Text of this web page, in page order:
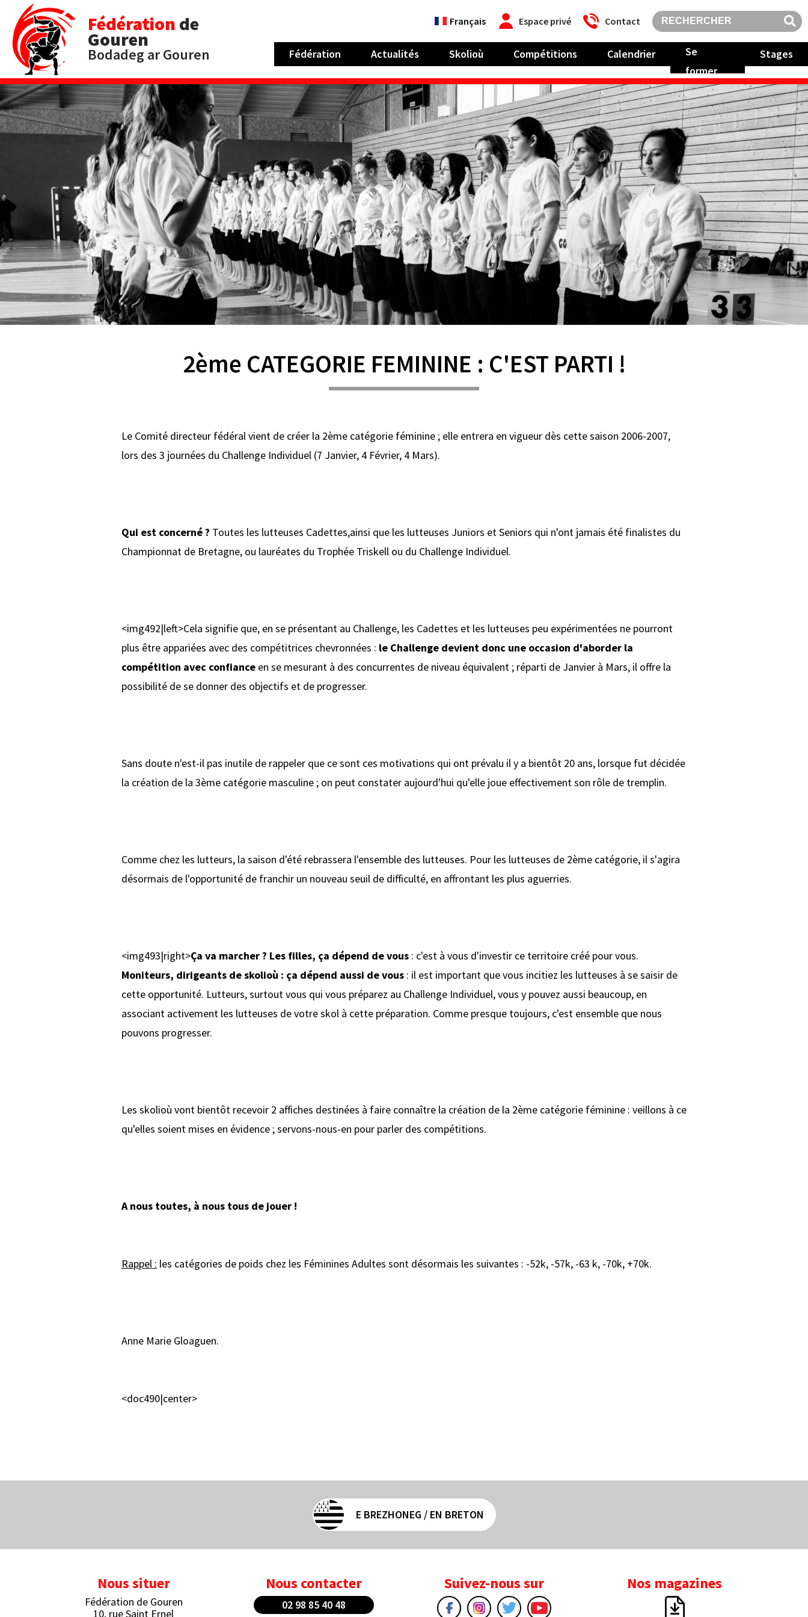
Fédération de
Gouren
Bodadeg ar Gouren
Français Espace privé Contact
Fédération Actualités Skolioù Compétitions Calendrier
Se
former
Stages
2ème CATEGORIE FEMININE : C'EST PARTI !
Le Comité directeur fédéral vient de créer la 2ème catégorie féminine ; elle entrera en vigueur dès cette saison 2006-2007,
lors des 3 journées du Challenge Individuel (7 Janvier, 4 Février, 4 Mars).
Qui est concerné ? Toutes les lutteuses Cadettes,ainsi que les lutteuses Juniors et Seniors qui n'ont jamais été finalistes du
Championnat de Bretagne, ou lauréates du Trophée Triskell ou du Challenge Individuel.
<img492|left>Cela signifie que, en se présentant au Challenge, les Cadettes et les lutteuses peu expérimentées ne pourront
plus être appariées avec des compétitrices chevronnées : le Challenge devient donc une occasion d'aborder la
compétition avec confiance en se mesurant à des concurrentes de niveau équivalent ; réparti de Janvier à Mars, il offre la
possibilité de se donner des objectifs et de progresser.
Sans doute n'est-il pas inutile de rappeler que ce sont ces motivations qui ont prévalu il y a bientôt 20 ans, lorsque fut décidée
la création de la 3ème catégorie masculine ; on peut constater aujourd'hui qu'elle joue effectivement son rôle de tremplin.
Comme chez les lutteurs, la saison d'été rebrassera l'ensemble des lutteuses. Pour les lutteuses de 2ème catégorie, il s'agira
désormais de l'opportunité de franchir un nouveau seuil de difficulté, en affrontant les plus aguerries.
<img493|right>Ça va marcher ? Les filles, ça dépend de vous : c'est à vous d'investir ce territoire créé pour vous.
Moniteurs, dirigeants de skolioù : ça dépend aussi de vous : il est important que vous incitiez les lutteuses à se saisir de
cette opportunité. Lutteurs, surtout vous qui vous préparez au Challenge Individuel, vous y pouvez aussi beaucoup, en
associant activement les lutteuses de votre skol à cette préparation. Comme presque toujours, c'est ensemble que nous
pouvons progresser.
Les skolioù vont bientôt recevoir 2 affiches destinées à faire connaître la création de la 2ème catégorie féminine : veillons à ce
qu'elles soient mises en évidence ; servons-nous-en pour parler des compétitions.
A nous toutes, à nous tous de jouer !
Rappel : les catégories de poids chez les Féminines Adultes sont désormais les suivantes : -52k, -57k, -63 k, -70k, +70k.
Anne Marie Gloaguen.
<doc490|center>
E BREZHONEG / EN BRETON
Nous situer
Fédération de Gouren
10, rue Saint Ernel
Nous contacter
02 98 85 40 48
Suivez-nous sur Nos magazines